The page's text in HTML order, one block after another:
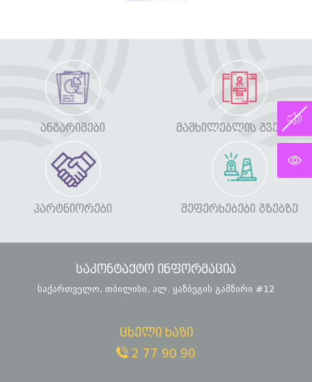
ᲐᲜᲒᲐᲠᲘᲨᲔᲑᲘ ᲛᲐᲛᲮᲘᲚᲔᲑᲚᲘᲡ ᲒᲕᲔᲠᲓᲘ
ᲞᲐᲠᲢᲜᲘᲝᲠᲔᲑᲘ ᲨᲔᲤᲔᲠᲮᲔᲑᲔᲑᲘ ᲒᲖᲔᲑᲖᲔ
საკონტაქტო ინფორმაცია
საქართველო, თბილისი, ალ. ყაზბეგის გამზირი #12
ცხელი ხაზი
2 77 90 90